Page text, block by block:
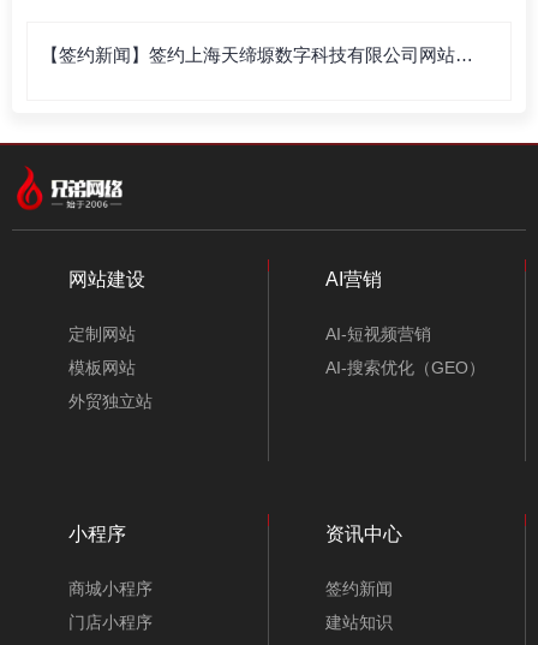
【签约新闻】签约上海天缔塬数字科技有限公司网站建
网站建设
定制网站
模板网站
外贸独立站
AI营销
AI-短视频营销
AI-搜索优化（GEO）
小程序
商城小程序
门店小程序
资讯中心
签约新闻
建站知识